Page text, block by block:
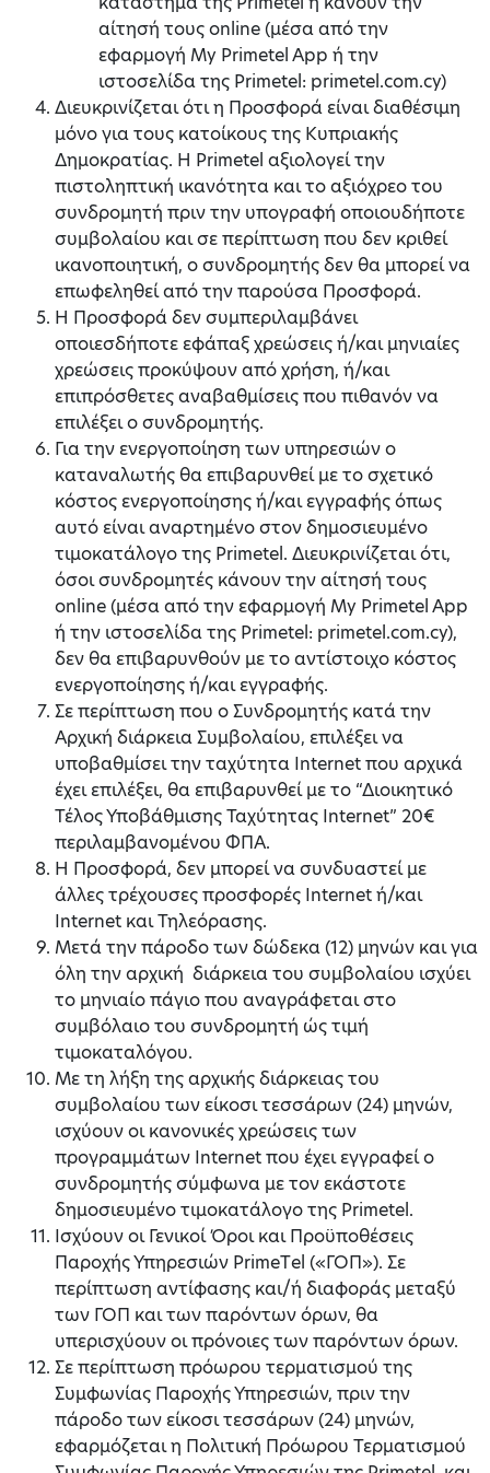
αίτησή τους online (μέσα από την
εφαρμογή My Primetel App ή την
ιστοσελίδα της Primetel: primetel.com.cy)
Διευκρινίζεται ότι η Προσφορά είναι διαθέσιμη
μόνο για τους κατοίκους της Κυπριακής
Δημοκρατίας. Η Primetel αξιολογεί την
πιστοληπτική ικανότητα και το αξιόχρεο του
συνδρομητή πριν την υπογραφή οποιουδήποτε
συμβολαίου και σε περίπτωση που δεν κριθεί
ικανοποιητική, ο συνδρομητής δεν θα μπορεί να
επωφεληθεί από την παρούσα Προσφορά.
Η Προσφορά δεν συμπεριλαμβάνει
οποιεσδήποτε εφάπαξ χρεώσεις ή/και μηνιαίες
χρεώσεις προκύψουν από χρήση, ή/και
επιπρόσθετες αναβαθμίσεις που πιθανόν να
επιλέξει ο συνδρομητής.
Για την ενεργοποίηση των υπηρεσιών ο
καταναλωτής θα επιβαρυνθεί με το σχετικό
κόστος ενεργοποίησης ή/και εγγραφής όπως
αυτό είναι αναρτημένο στον δημοσιευμένο
τιμοκατάλογο της Primetel. Διευκρινίζεται ότι,
όσοι συνδρομητές κάνουν την αίτησή τους
online (μέσα από την εφαρμογή My Primetel App
ή την ιστοσελίδα της Primetel: primetel.com.cy),
δεν θα επιβαρυνθούν με το αντίστοιχο κόστος
ενεργοποίησης ή/και εγγραφής.
Σε περίπτωση που ο Συνδρομητής κατά την
Αρχική διάρκεια Συμβολαίου, επιλέξει να
υποβαθμίσει την ταχύτητα Internet που αρχικά
έχει επιλέξει, θα επιβαρυνθεί με το “Διοικητικό
Τέλος Υποβάθμισης Ταχύτητας Internet” 20€
περιλαμβανομένου ΦΠΑ.
H Προσφορά, δεν μπορεί να συνδυαστεί με
άλλες τρέχουσες προσφορές Internet ή/και
Internet και Τηλεόρασης.
Μετά την πάροδο των δώδεκα (12) μηνών και για
όλη την αρχική διάρκεια του συμβολαίου ισχύει
το μηνιαίο πάγιο που αναγράφεται στο
συμβόλαιο του συνδρομητή ώς τιμή
τιμοκαταλόγου.
Με τη λήξη της αρχικής διάρκειας του
συμβολαίου των είκοσι τεσσάρων (24) μηνών,
ισχύουν οι κανονικές χρεώσεις των
προγραμμάτων Internet που έχει εγγραφεί ο
συνδρομητής σύμφωνα με τον εκάστοτε
δημοσιευμένο τιμοκατάλογο της Primetel.
Ισχύουν οι Γενικοί Όροι και Προϋποθέσεις
Παροχής Υπηρεσιών PrimeΤel («ΓΟΠ»). Σε
περίπτωση αντίφασης και/ή διαφοράς μεταξύ
των ΓΟΠ και των παρόντων όρων, θα
υπερισχύουν οι πρόνοιες των παρόντων όρων.
Σε περίπτωση πρόωρου τερματισμού της
Συμφωνίας Παροχής Υπηρεσιών, πριν την
πάροδο των είκοσι τεσσάρων (24) μηνών,
εφαρμόζεται η Πολιτική Πρόωρου Τερματισμού